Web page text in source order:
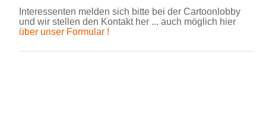
Interessenten melden sich bitte bei der Cartoonlobby
und wir stellen den Kontakt her ... auch möglich hier
über unser Formular !